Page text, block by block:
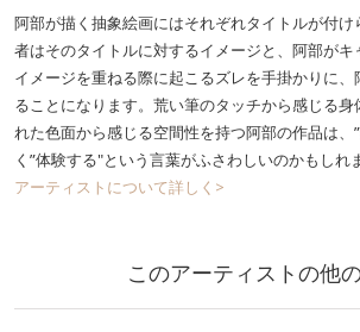
阿部が描く抽象絵画にはそれぞれタイトルが付
者はそのタイトルに対するイメージと、阿部がキ
イメージを重ねる際に起こるズレを手掛かりに、
ることになります。荒い筆のタッチから感じる身
れた色面から感じる空間性を持つ阿部の作品は、
く”体験する"という言葉がふさわしいのかもしれ
アーティストについて詳しく>
このアーティストの他